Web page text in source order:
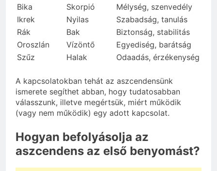
Bika
Skorpió
Mélység, szenvedély
Ikrek
Nyilas
Szabadság, tanulás
Rák
Bak
Biztonság, stabilitás
Oroszlán
Vízöntő
Egyediség, barátság
Szűz
Halak Odaadás, érzékenység
A kapcsolatokban tehát az aszcendensünk
ismerete segíthet abban, hogy tudatosabban
válasszunk, illetve megértsük, miért működik
(vagy nem működik) egy adott kapcsolat.
Hogyan befolyásolja az
aszcendens az első benyomást?